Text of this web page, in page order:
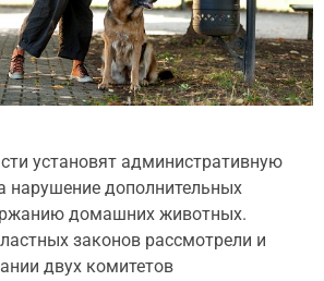
установят административную
нарушение дополнительных
домашних животных.
законов рассмотрели и
двух комитетов